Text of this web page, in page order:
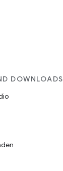
DOWNLOADS